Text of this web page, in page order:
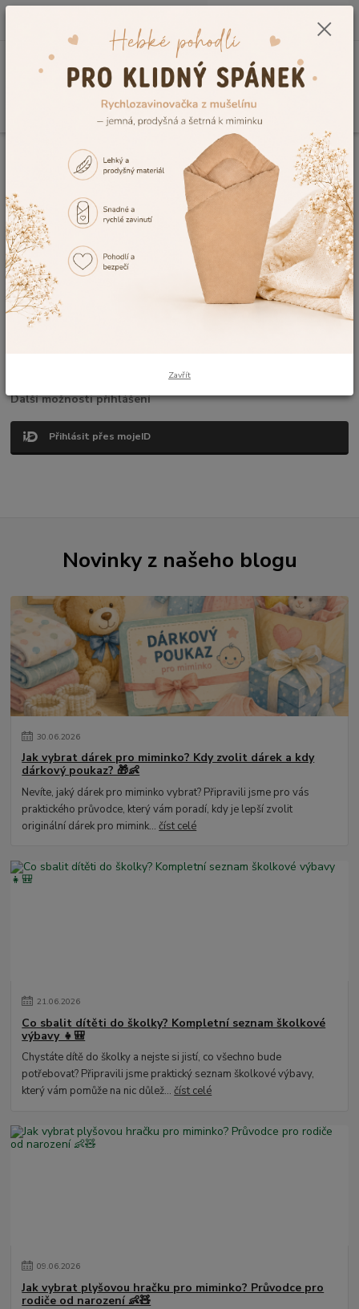
0,00 Kč
Přihlášení
Email
Heslo
Zaslat zapomenuté heslo
Další možnosti přihlášení
Přihlásit přes mojeID
Novinky z našeho blogu
30.06.2026
Jak vybrat dárek pro miminko? Kdy zvolit dárek a kdy
dárkový poukaz? 🎁👶
Nevíte, jaký dárek pro miminko vybrat? Připravili jsme pro vás
praktického průvodce, který vám poradí, kdy je lepší zvolit
originální dárek pro mimink...číst celé
21.06.2026
Co sbalit dítěti do školky? Kompletní seznam školkové
výbavy 👧🎒
Chystáte dítě do školky a nejste si jistí, co všechno bude
potřebovat? Připravili jsme praktický seznam školkové výbavy,
který vám pomůže na nic důlež...číst celé
09.06.2026
Jak vybrat plyšovou hračku pro miminko? Průvodce pro
rodiče od narození 👶🧸
Zavřít